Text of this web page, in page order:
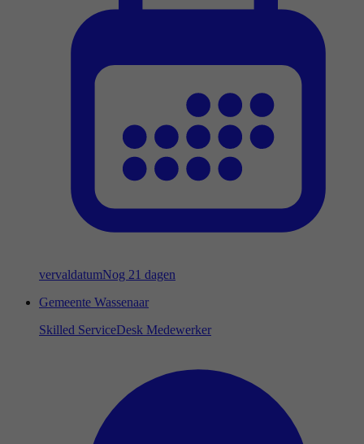
vervaldatumNog 21 dagen
Gemeente Wassenaar
Skilled ServiceDesk Medewerker